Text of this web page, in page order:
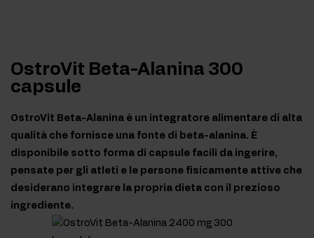
OstroVit Beta-Alanina 300
capsule
OstroVit Beta-Alanina è un integratore alimentare di alta
qualità che fornisce una fonte di beta-alanina. È
disponibile sotto forma di capsule facili da ingerire,
pensate per gli atleti e le persone fisicamente attive che
desiderano integrare la propria dieta con il prezioso
ingrediente.